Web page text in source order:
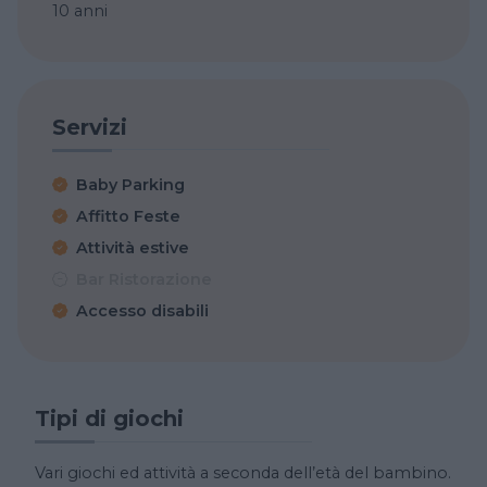
10 anni
Servizi
Baby Parking
Affitto Feste
Attività estive
Accesso disabili
Tipi di giochi
Vari giochi ed attività a seconda dell’età del bambino.